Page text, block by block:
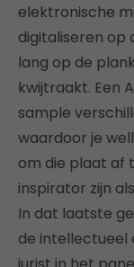
elektronische
digitaliseren op
lang op de
kwijtraakt. Een
sample
waardoor je
om die plaat af
inspirator zijn als
In dat laatste
de intellectueel